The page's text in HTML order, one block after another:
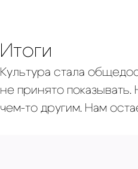
Итоги
Культура стала
не принято
чем-то другим. Нам